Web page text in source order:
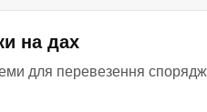
на дах
для перевезення